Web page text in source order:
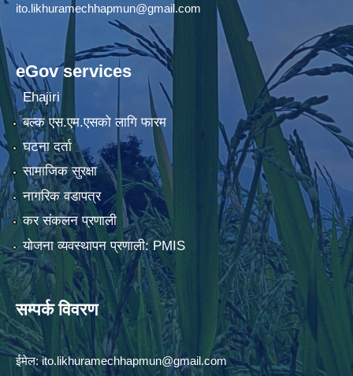
ito.likhuramechhapmun@gmail.com
eGov services
Ehajiri
बल्क एस.एम.एसको लागि फारम
घटना दर्ता
सामाजिक सुरक्षा
नागरिक वडापत्र
कर संकलन प्रणाली
योजना व्यवस्थापन प्रणाली: PMIS
सम्पर्क विवरण
ईमेल:ito.likhuramechhapmun@gmail.com